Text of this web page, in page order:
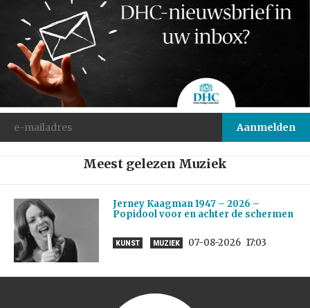
Meest gelezen Muziek
Jerney Kaagman 1947 – 2026 –
Popidool voor en achter de schermen
KUNST MUZIEK 07-08-2026 17:03